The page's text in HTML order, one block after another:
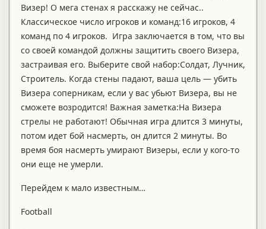
Визер! О мега стенах я расскажу не сейчас..
Классическое число игроков и команд:16 игроков, 4
команд по 4 игроков. Игра заключается в том, что вы
со своей командой должны защитить своего Визера,
застраивая его. Выберите свой набор:Солдат, Лучник,
Строитель. Когда стены падают, ваша цель — убить
Визера соперникам, если у вас убьют Визера, вы не
сможете возродится! Важная заметка:На Визера
стрелы не работают! Обычная игра длится 3 минуты,
потом идет бой насмерть, он длится 2 минуты. Во
время боя насмерть умирают Визеры, если у кого-то
они еще не умерли.
Перейдем к мало известным…
Football